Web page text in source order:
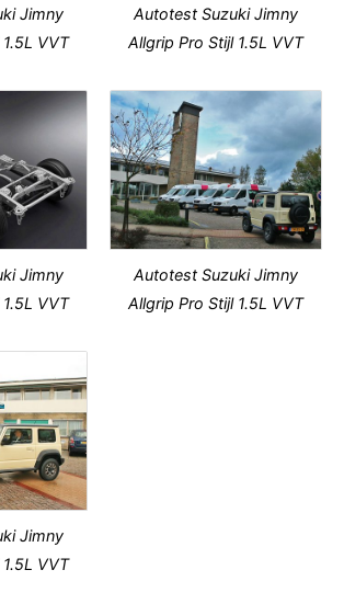
Jimny
VVT
Autotest Suzuki Jimny
Allgrip Pro Stijl 1.5L VVT
Jimny
VVT
Autotest Suzuki Jimny
Allgrip Pro Stijl 1.5L VVT
Jimny
VVT